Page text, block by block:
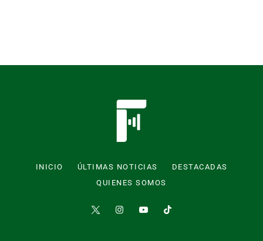
INICIO ÚLTIMAS NOTICIAS
DESTACADAS
QUIENES SOMOS